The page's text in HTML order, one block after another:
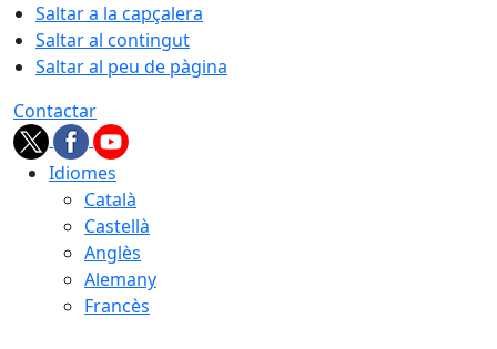
Saltar a la capçalera
Saltar al contingut
Saltar al peu de pàgina
Contactar
Idiomes
Català
Castellà
Anglès
Alemany
Francès